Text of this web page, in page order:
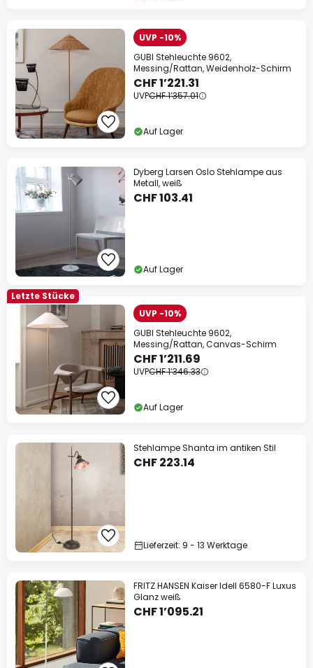
UVP -10%
GUBI Stehleuchte 9602,
Messing/Rattan, Weidenholz-Schirm
CHF 1’221.31
UVPCHF 1’357.01
Auf Lager
Dyberg Larsen Oslo Stehlampe aus
Metall, weiß
CHF 103.41
Auf Lager
Letzte Stücke
UVP -10%
GUBI Stehleuchte 9602,
Messing/Rattan, Canvas-Schirm
CHF 1’211.69
UVPCHF 1’346.33
Auf Lager
Stehlampe Shanta im antiken Stil
CHF 223.14
Lieferzeit: 9 - 13 Werktage
FRITZ HANSEN Kaiser Idell 6580-F Luxus
Glanz weiß
CHF 1’095.21